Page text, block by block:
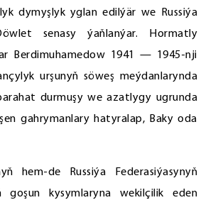
dymyşlyk yglan edilýär we Russiýa
senasy ýaňlanýar. Hormatly
Berdimuhamedow 1941 — 1945-nji
urşunyň söweş meýdanlarynda
durmuşy we azatlygy ugrunda
gahrymanlary hatyralap, Baky oda
hem-de Russiýa Federasiýasynyň
goşun kysymlaryna wekilçilik eden